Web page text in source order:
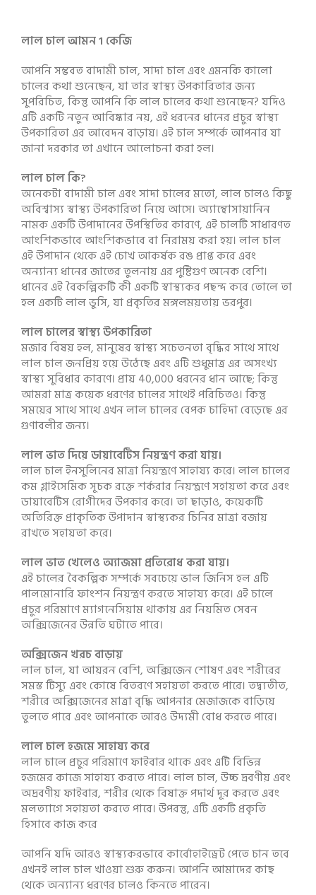
লাল চাল আমন 1 কেজি
আপনি সম্ভবত বাদামী চাল, সাদা চাল এবং এমনকি কালো
চালের কথা শুনেছেন, যা তার স্বাস্থ্য উপকারিতার জন্য
সুপরিচিত, কিন্তু আপনি কি লাল চালের কথা শুনেছেন? যদিও
এটি একটি নতুন আবিষ্কার নয়, এই ধরনের ধানের প্রচুর স্বাস্থ্য
উপকারিতা এর আবেদন বাড়ায়। এই চাল সম্পর্কে আপনার যা
জানা দরকার তা এখানে আলোচনা করা হল।
লাল চাল কি?
অনেকটা বাদামী চাল এবং সাদা চালের মতো, লাল চালও কিছু
অবিশ্বাস্য স্বাস্থ্য উপকারিতা নিয়ে আসে। অ্যান্থোসায়ানিন
নামক একটি উপাদানের উপস্থিতির কারণে, এই চালটি সাধারণত
আংশিকভাবে আংশিকভাবে বা নিরাময় করা হয়। লাল চাল
এই উপাদান থেকে এই চোখ আকর্ষক রঙ প্রাপ্ত করে এবং
অন্যান্য ধানের জাতের তুলনায় এর পুষ্টিগুণ অনেক বেশি।
ধানের এই বৈকল্পিকটি কী একটি স্বাস্থ্যকর পছন্দ করে তোলে তা
হল একটি লাল ভুসি, যা প্রকৃতির মঙ্গলময়তায় ভরপুর।
লাল চালের স্বাস্থ্য উপকারিতা
মজার বিষয় হল, মানুষের স্বাস্থ্য সচেতনতা বৃদ্ধির সাথে সাথে
লাল চাল জনপ্রিয় হয়ে উঠেছে এবং এটি শুধুমাত্র এর অসংখ্য
স্বাস্থ্য সুবিধার কারণে। প্রায় 40,000 ধরনের ধান আছে; কিন্তু
আমরা মাত্র কয়েক ধরণের চালের সাথেই পরিচিতও। কিন্তু
সময়ের সাথে সাথে এখন লাল চালের বেপক চাহিদা বেড়েছে এর
গুণাবলীর জন্য।
লাল ভাত দিয়ে ডায়াবেটিস নিয়ন্ত্রণ করা যায়।
লাল চাল ইনসুলিনের মাত্রা নিয়ন্ত্রণে সাহায্য করে। লাল চালের
কম গ্লাইসেমিক সূচক রক্তে শর্করার নিয়ন্ত্রণে সহায়তা করে এবং
ডায়াবেটিস রোগীদের উপকার করে। তা ছাড়াও, কয়েকটি
অতিরিক্ত প্রাকৃতিক উপাদান স্বাস্থ্যকর চিনির মাত্রা বজায়
রাখতে সহায়তা করে।
লাল ভাত খেলেও অ্যাজমা প্রতিরোধ করা যায়।
এই চালের বৈকল্পিক সম্পর্কে সবচেয়ে ভাল জিনিস হল এটি
পালমোনারি ফাংশন নিয়ন্ত্রণ করতে সাহায্য করে। এই চালে
প্রচুর পরিমাণে ম্যাগনেসিয়াম থাকায় এর নিয়মিত সেবন
অক্সিজেনের উন্নতি ঘটাতে পারে।
অক্সিজেন খরচ বাড়ায়
লাল চাল, যা আয়রন বেশি, অক্সিজেন শোষণ এবং শরীরের
সমস্ত টিস্যু এবং কোষে বিতরণে সহায়তা করতে পারে। তদ্ব্যতীত,
শরীরে অক্সিজেনের মাত্রা বৃদ্ধি আপনার মেজাজকে বাড়িয়ে
তুলতে পারে এবং আপনাকে আরও উদ্যমী বোধ করতে পারে।
লাল চাল হজমে সাহায্য করে
লাল চালে প্রচুর পরিমাণে ফাইবার থাকে এবং এটি বিভিন্ন
হজমের কাজে সাহায্য করতে পারে। লাল চাল, উচ্চ দ্রবণীয় এবং
অদ্রবণীয় ফাইবার, শরীর থেকে বিষাক্ত পদার্থ দূর করতে এবং
মলত্যাগে সহায়তা করতে পারে। উপরন্তু, এটি একটি প্রকৃতি
হিসাবে কাজ করে
আপনি যদি আরও স্বাস্থ্যকরভাবে কার্বোহাইড্রেট পেতে চান তবে
এখনই লাল চাল খাওয়া শুরু করুন। আপনি আমাদের কাছ
থেকে অন্যান্য ধরণের চালও কিনতে পারেন।